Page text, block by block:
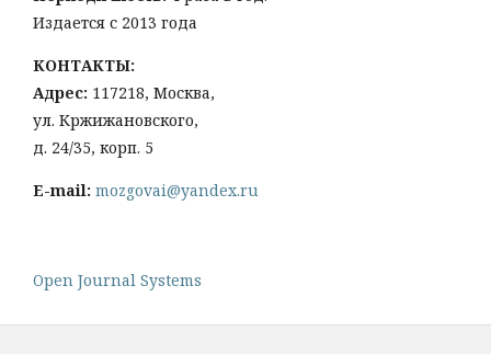
Издается с 2013 года
КОНТАКТЫ:
Адрес: 117218, Москва,
ул. Кржижановского,
д. 24/35, корп. 5
E-mail: mozgovai@yandex.ru
Open Journal Systems